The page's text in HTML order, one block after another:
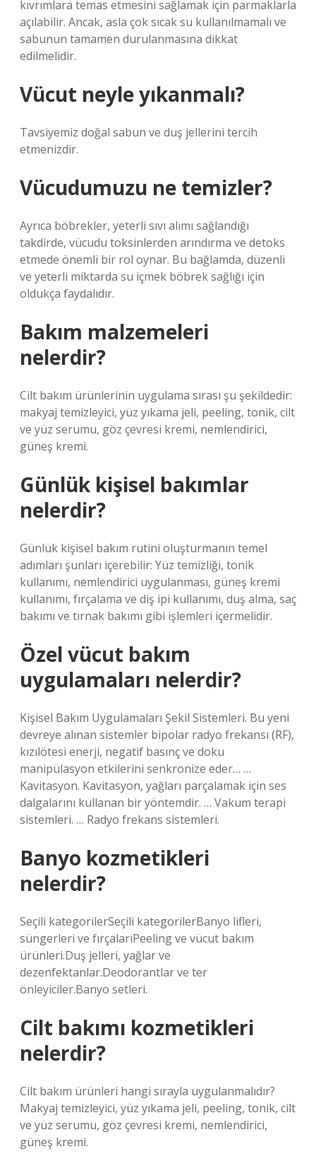
kıvrımlara temas etmesini sağlamak için parmaklarla
açılabilir. Ancak, asla çok sıcak su kullanılmamalı ve
sabunun tamamen durulanmasına dikkat
edilmelidir.
Vücut neyle yıkanmalı?
Tavsiyemiz doğal sabun ve duş jellerini tercih
etmenizdir.
Vücudumuzu ne temizler?
Ayrıca böbrekler, yeterli sıvı alımı sağlandığı
takdirde, vücudu toksinlerden arındırma ve detoks
etmede önemli bir rol oynar. Bu bağlamda, düzenli
ve yeterli miktarda su içmek böbrek sağlığı için
oldukça faydalıdır.
Bakım malzemeleri
nelerdir?
Cilt bakım ürünlerinin uygulama sırası şu şekildedir:
makyaj temizleyici, yüz yıkama jeli, peeling, tonik, cilt
ve yüz serumu, göz çevresi kremi, nemlendirici,
güneş kremi.
Günlük kişisel bakımlar
nelerdir?
Günlük kişisel bakım rutini oluşturmanın temel
adımları şunları içerebilir: Yüz temizliği, tonik
kullanımı, nemlendirici uygulanması, güneş kremi
kullanımı, fırçalama ve diş ipi kullanımı, duş alma, saç
bakımı ve tırnak bakımı gibi işlemleri içermelidir.
Özel vücut bakım
uygulamaları nelerdir?
Kişisel Bakım Uygulamaları Şekil Sistemleri. Bu yeni
devreye alınan sistemler bipolar radyo frekansı (RF),
kızılötesi enerji, negatif basınç ve doku
manipülasyon etkilerini senkronize eder… …
Kavitasyon. Kavitasyon, yağları parçalamak için ses
dalgalarını kullanan bir yöntemdir. … Vakum terapi
sistemleri. … Radyo frekans sistemleri.
Banyo kozmetikleri
nelerdir?
Seçili kategorilerSeçili kategorilerBanyo lifleri,
süngerleri ve fırçalarıPeeling ve vücut bakım
ürünleri.Duş jelleri, yağlar ve
dezenfektanlar.Deodorantlar ve ter
önleyiciler.Banyo setleri.
Cilt bakımı kozmetikleri
nelerdir?
Cilt bakım ürünleri hangi sırayla uygulanmalıdır?
Makyaj temizleyici, yüz yıkama jeli, peeling, tonik, cilt
ve yüz serumu, göz çevresi kremi, nemlendirici,
güneş kremi.